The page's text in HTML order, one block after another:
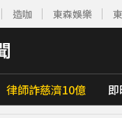
造咖 東森娛樂
律師詐慈濟10億
，隨時掌握天下大小